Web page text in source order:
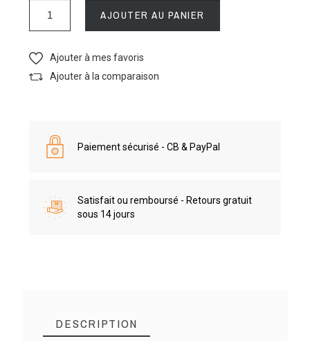
AJOUTER AU PANIER
Ajouter à mes favoris
Ajouter à la comparaison
Paiement sécurisé - CB & PayPal
Satisfait ou remboursé - Retours gratuit
sous 14 jours
DESCRIPTION